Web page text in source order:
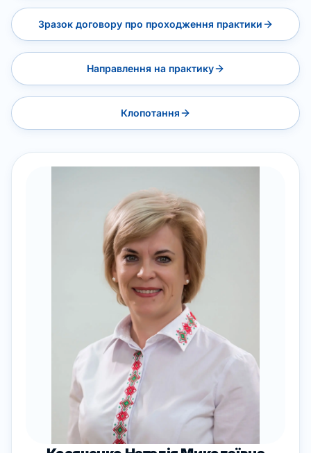
Зразок договору про проходження практики
Направлення на практику
Клопотання